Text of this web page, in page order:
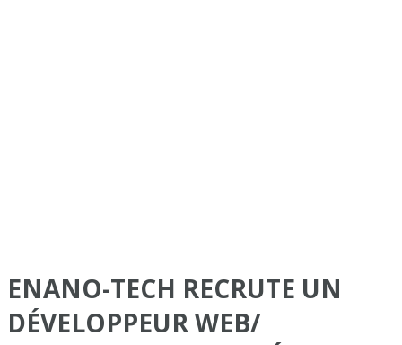
ENANO-TECH RECRUTE UN
DÉVELOPPEUR WEB/